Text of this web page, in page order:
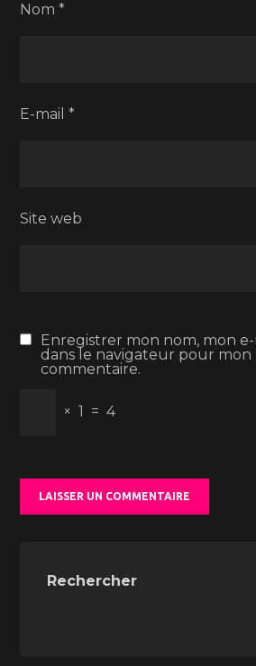
Nom*
E-mail*
Site web
Enregistrer mon nom, mon
dans le navigateur pour mon
commentaire.
× 1 = 4
Rechercher